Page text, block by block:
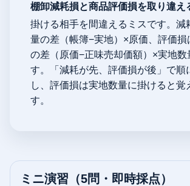
棚卸減耗損と商品評価損を取り違え
掛ける相手を間違えるミスです。減
量の差（帳簿−実地）×原価、評価損
の差（原価−正味売却価額）×実地数
す。「減耗が先、評価損が後」で順
し、評価損は実地数量に掛けると覚
す。
ミニ演習（5問・即時採点）